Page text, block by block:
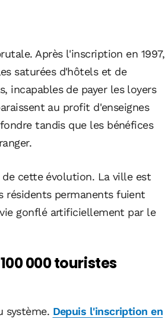
Après l'inscription en 1997,
saturées d'hôtels et de
incapables de payer les loyers
au profit d'enseignes
tandis que les bénéfices
de cette évolution. La ville est
résidents permanents fuient
gonflé artificiellement par le
000 touristes
système. Depuis l'inscription en